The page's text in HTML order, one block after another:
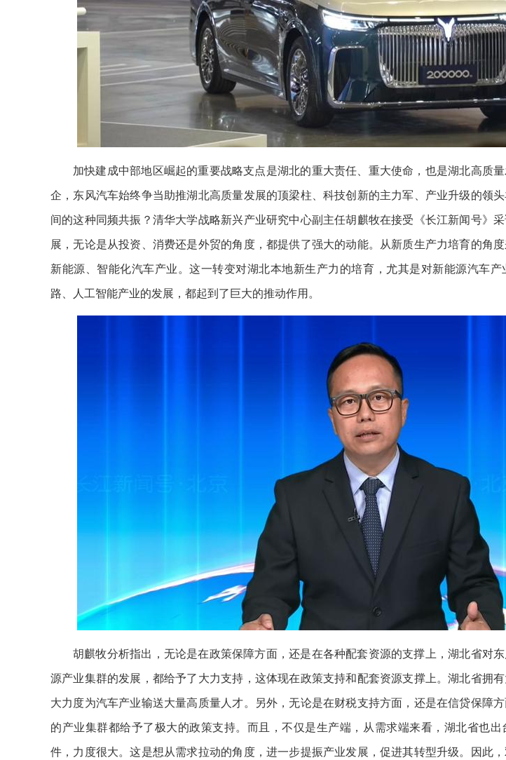
加快建成中部地区崛起的重要战略支点是湖北的重大责任、重大使命，也是湖北高质
企，东风汽车始终争当助推湖北高质量发展的顶梁柱、科技创新的主力军、产业升级的领
间的这种同频共振？清华大学战略新兴产业研究中心副主任胡麒牧在接受《长江新闻号》
展，无论是从投资、消费还是外贸的角度，都提供了强大的动能。从新质生产力培育的角
新能源、智能化汽车产业。这一转变对湖北本地新生产力的培育，尤其是对新能源汽车
路、人工智能产业的发展，都起到了巨大的推动作用。
胡麒牧分析指出，无论是在政策保障方面，还是在各种配套资源的支撑上，湖北省对
源产业集群的发展，都给予了大力支持，这体现在政策支持和配套资源支撑上。湖北省拥
大力度为汽车产业输送大量高质量人才。另外，无论是在财税支持方面，还是在信贷保障
的产业集群都给予了极大的政策支持。而且，不仅是生产端，从需求端来看，湖北省也
件，力度很大。这是想从需求拉动的角度，进一步提振产业发展，促进其转型升级。因此